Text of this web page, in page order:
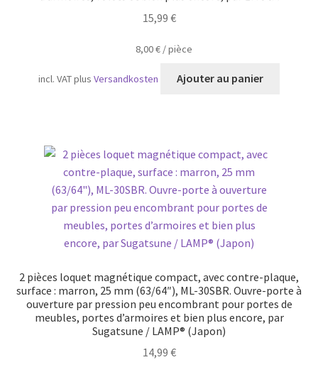
15,99 €
8,00€ /pièce
incl. VATplusVersandkosten Ajouter au panier
2 pièces loquet magnétique compact, avec contre-plaque,
surface : marron, 25 mm (63/64″), ML-30SBR. Ouvre-porte à
ouverture par pression peu encombrant pour portes de
meubles, portes d’armoires et bien plus encore, par
Sugatsune / LAMP® (Japon)
14,99 €